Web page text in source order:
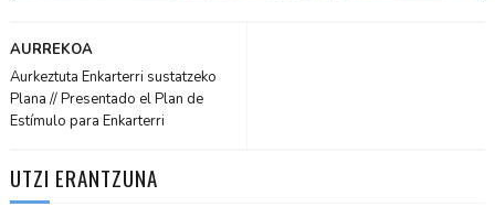
AURREKOA
Aurkeztuta Enkarterri sustatzeko
Plana // Presentado el Plan de
Estímulo para Enkarterri
UTZI ERANTZUNA